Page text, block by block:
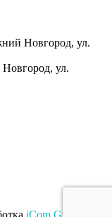
Новгород, ул.
ул.